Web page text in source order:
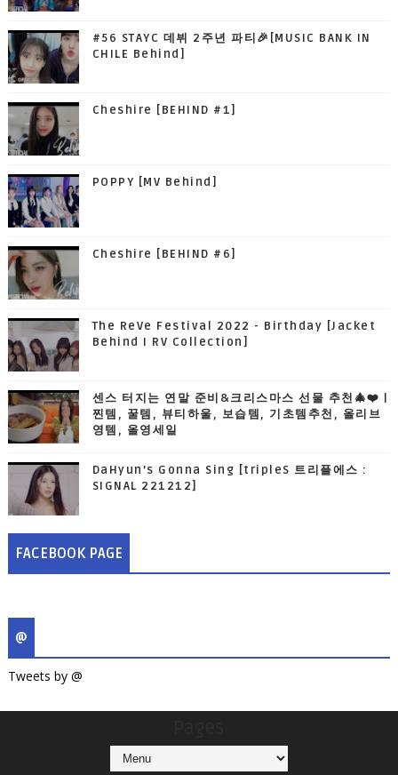
#56 STAYC 데뷔 2주년 파티🎉[MUSIC BANK IN
CHILE Behind]
Cheshire [BEHIND #1]
POPPY [MV Behind]
Cheshire [BEHIND #6]
The ReVe Festival 2022 - Birthday [Jacket
Behind I RV Collection]
센스 터지는 연말 준비&크리스마스 선물 추천🎄❤️ |
찐템, 꿀템, 뷰티하울, 보습템, 기초템추천, 올리브
영템, 올영세일
DaHyun’s Gonna Sing [tripleS 트리플에스 :
SIGNAL 221212]
FACEBOOK PAGE
@
Tweets by @